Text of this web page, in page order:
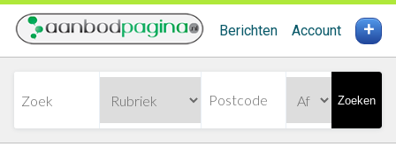
Berichten Account +
Zoeken